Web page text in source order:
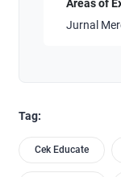
Areas of
Jurnal
Tag:
Cek Educate